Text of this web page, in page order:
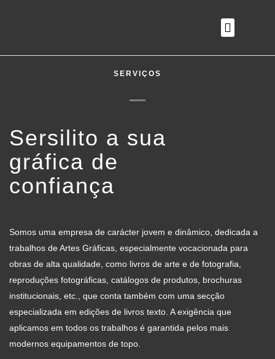
SERVIÇOS
Sersilito a sua
gráfica de
confiança
Somos uma empresa de carácter jovem e dinâmico, dedicada a
trabalhos de Artes Gráficas, especialmente vocacionada para
obras de alta qualidade, como livros de arte e de fotografia,
reproduções fotográficas, catálogos de produtos, brochuras
institucionais, etc., que conta também com uma secção
especializada em edições de livros texto. A exigência que
aplicamos em todos os trabalhos é garantida pelos mais
modernos equipamentos de topo.